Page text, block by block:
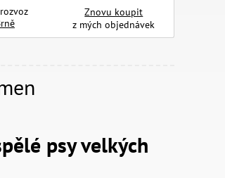
Znovu koupit
z mých objednávek
psy velkých